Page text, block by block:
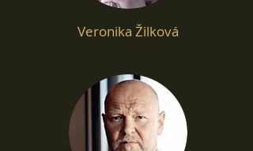
Veronika Žilková